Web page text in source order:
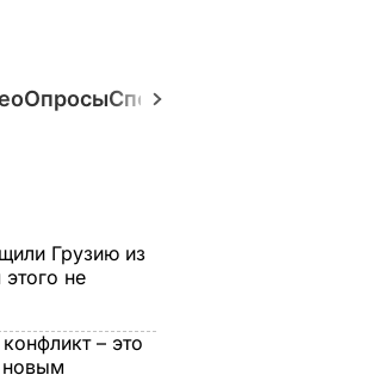
ОпросыСпецпроекты
Грузию из
не
– это
новым